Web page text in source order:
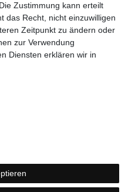
Zustimmung kann erteilt
das Recht, nicht einzuwilligen
Zeitpunkt zu ändern oder
zur Verwendung
Diensten erklären wir in